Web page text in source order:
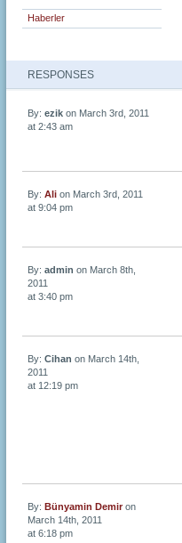
Haberler
RESPONSES
By: ezik on March 3rd, 2011
at 2:43 am
By: Ali on March 3rd, 2011
at 9:04 pm
By: admin on March 8th,
2011
at 3:40 pm
By: Cihan on March 14th,
2011
at 12:19 pm
By: Bünyamin Demir on
March 14th, 2011
at 6:18 pm